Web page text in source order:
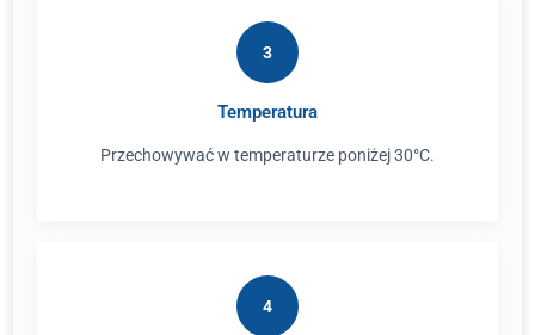
3
Temperatura
Przechowywać w temperaturze poniżej 30°C.
4